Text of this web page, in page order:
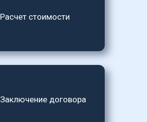
Расчет стоимости
Заключение договора